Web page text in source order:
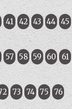
41 42 43 44 45
57 58 59 60 61
73 74 75 76